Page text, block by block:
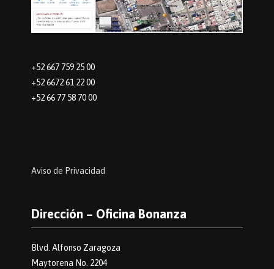
+52 667 759 25 00
+52 6672 61 22 00
+52 66 77 58 70 00
Aviso de Privacidad
Dirección – Oficina Bonanza
Blvd. Alfonso Zaragoza
Maytorena No. 2204